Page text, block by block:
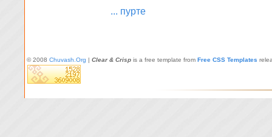
... пурте
© 2008 Chuvash.Org | Clear & Crisp is a free template from Free CSS Templates